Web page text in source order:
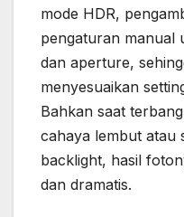
mode HDR,
pengaturan manual
dan aperture,
menyesuaikan
Bahkan saat
cahaya lembut atau
backlight, hasil
dan dramatis.